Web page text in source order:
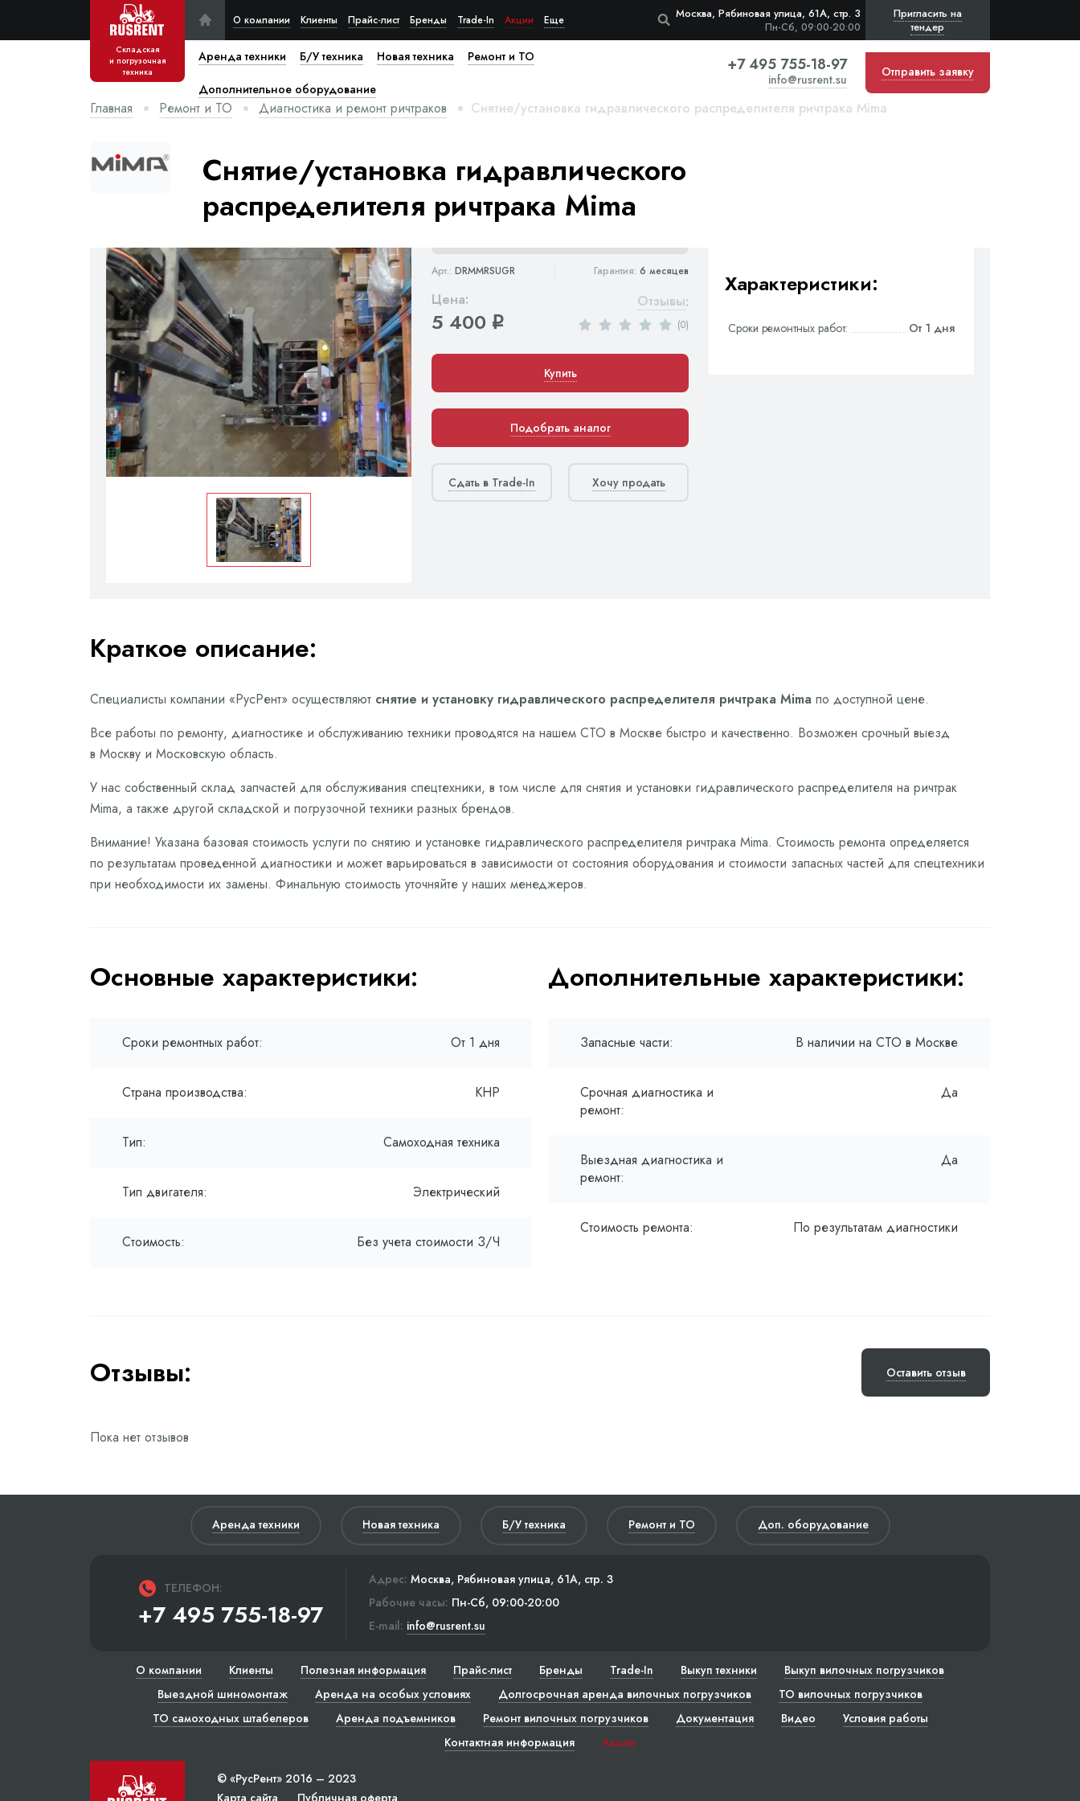
Складская
и погрузочная
техника
О компании Клиенты Прайс-лист Бренды Trade-In Акции Еще Москва, Рябиновая улица, 61А, стр. 3
Пн-Сб, 09:00-20:00
Пригласить на
тендер
Аренда техники Б/У техника Новая техника Ремонт и ТО
Дополнительное оборудование
+7 495 755-18-97
info@rusrent.su Отправить заявку
Главная Ремонт и ТО Диагностика и ремонт ричтраков Снятие/установка гидравлического распределителя ричтрака Mima
Снятие/установка гидравлического
распределителя ричтрака Mima
Арт.: DRMMRSUGR Гарантия: 6 месяцев
Цена:
5 400 q
Отзывы:
(0)
Купить
Подобрать аналог
Сдать в Trade-In Хочу продать
Характеристики:
Сроки ремонтных работ: От 1 дня
Краткое описание:
Специалисты компании «РусРент» осуществляют снятие и установку гидравлического распределителя ричтрака Mima по доступной цене.
Все работы по ремонту, диагностике и обслуживанию техники проводятся на нашем СТО в Москве быстро и качественно. Возможен срочный выезд
в Москву и Московскую область.
У нас собственный склад запчастей для обслуживания спецтехники, в том числе для снятия и установки гидравлического распределителя на ричтрак
Mima, а также другой складской и погрузочной техники разных брендов.
Внимание! Указана базовая стоимость услуги по снятию и установке гидравлического распределителя ричтрака Mima. Стоимость ремонта определяется
по результатам проведенной диагностики и может варьироваться в зависимости от состояния оборудования и стоимости запасных частей для спецтехники
при необходимости их замены. Финальную стоимость уточняйте у наших менеджеров.
Основные характеристики:
Сроки ремонтных работ: От 1 дня
Страна производства: КНР
Тип: Самоходная техника
Тип двигателя: Электрический
Стоимость: Без учета стоимости З/Ч
Дополнительные характеристики:
Запасные части: В наличии на СТО в Москве
Срочная диагностика и
ремонт:
Да
Выездная диагностика и
ремонт:
Да
Стоимость ремонта: По результатам диагностики
Отзывы: Оставить отзыв
Пока нет отзывов
Аренда техники Новая техника Б/У техника Ремонт и ТО Доп. оборудование
ТЕЛЕФОН:
+7 495 755-18-97
Адрес: Москва, Рябиновая улица, 61А, стр. 3
Рабочие часы: Пн-Сб, 09:00-20:00
E-mail: info@rusrent.su
О компании Клиенты Полезная информация Прайс-лист Бренды Trade-In Выкуп техники
Выкуп вилочных погрузчиков
Выездной шиномонтаж
Аренда на особых условиях Долгосрочная аренда вилочных погрузчиков
ТО вилочных погрузчиков
ТО самоходных штабелеров
Аренда подъемников Ремонт вилочных погрузчиков Документация Видео
Условия работы
Контактная информация
Акции
© «РусРент» 2016 – 2023